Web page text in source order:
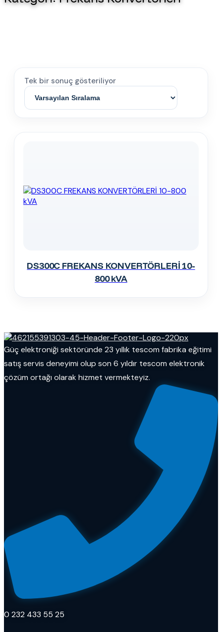
Tek bir sonuç gösteriliyor
DS300C FREKANS KONVERTÖRLERİ 10-
800 kVA
Güç elektroniği sektöründe 23 yıllık tescom fabrika eğitimi
satış servis deneyimi olup son 6 yıldır tescom elektronik
çözüm ortağı olarak hizmet vermekteyiz.
0 232 433 55 25